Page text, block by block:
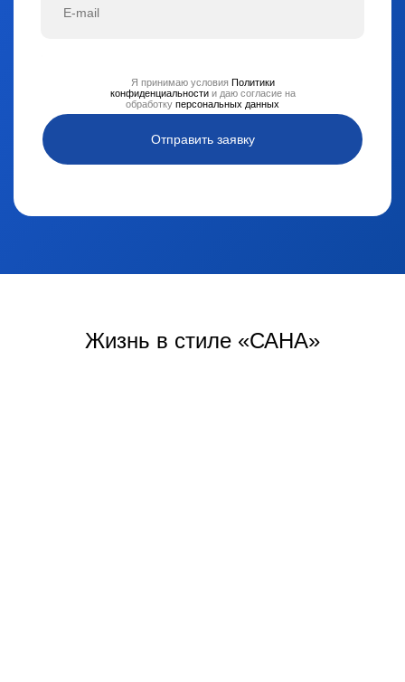
Отправить заявку
Я принимаю условия Политики
конфиденциальностии даю согласие на
обработку персональных данных
Жизнь в стиле «САНА»